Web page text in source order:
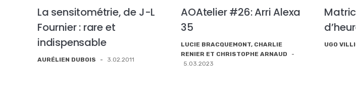
La sensitométrie, de J-L
Fournier : rare et
indispensable
AURÉLIEN DUBOIS - 3.02.2011
AOAtelier #26: Arri Alexa
35
LUCIE BRACQUEMONT, CHARLIE
RENIER ET CHRISTOPHE ARNAUD
-
5.03.2023
UGO